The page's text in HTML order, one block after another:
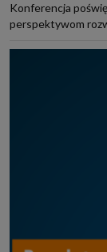
Konferencja
perspektywom